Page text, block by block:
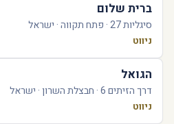
ברית שלום
סיגליות 27 · פתח תקווה · ישראל
ניווט
הגואל
דרך הזיתים 6 · חבצלת השרון · ישראל
ניווט